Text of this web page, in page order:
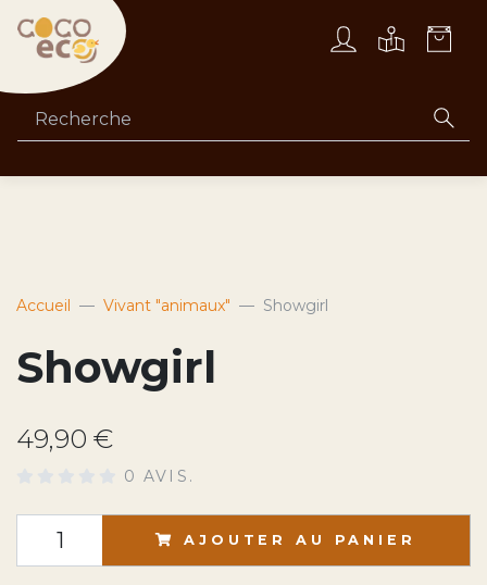
Accueil Vivant "animaux" Showgirl
Showgirl
49,90 €
0 AVIS.
AJOUTER AU PANIER